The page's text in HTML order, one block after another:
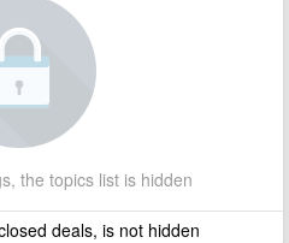
the topics list is hidden
deals, is not hidden